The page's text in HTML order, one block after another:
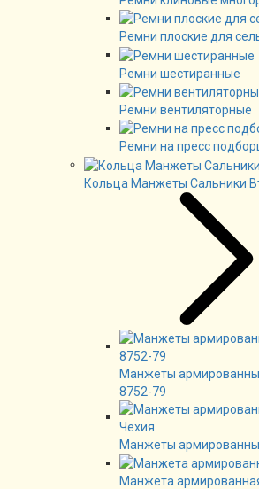
Ремни плоские для
Ремни шестиранные
Ремни вентиляторные
Ремни на пресс
Кольца Манжеты Сальники
Манжеты
8752-79
Манжеты
Манжета